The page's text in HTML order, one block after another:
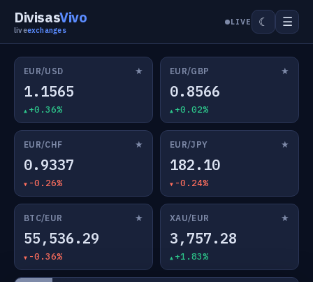
DivisasVivo
liveexchanges
LIVE ☾ ☰
EUR/USD ★
1.1565
+0.36%
EUR/GBP ★
0.8566
+0.02%
EUR/CHF ★
0.9337
-0.26%
EUR/JPY ★
182.10
-0.24%
BTC/EUR ★
55,536.29
-0.36%
XAU/EUR ★
3,757.28
+1.83%